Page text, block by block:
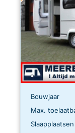
Bouwjaar
Max.
Slaapplaatsen